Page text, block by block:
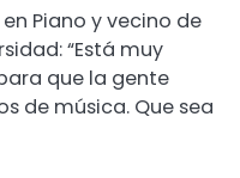
Piano y vecino de
“Está muy
que la gente
de música. Que sea